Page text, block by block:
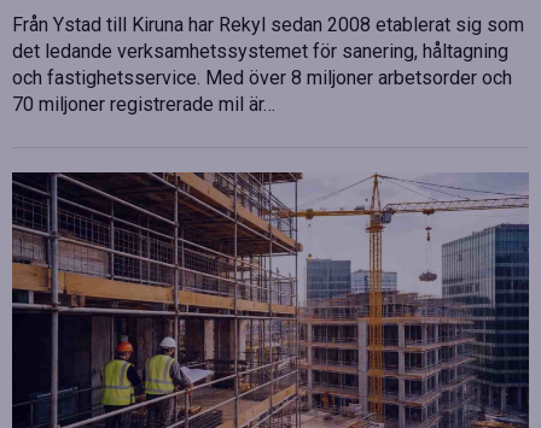
Från Ystad till Kiruna har Rekyl sedan 2008 etablerat sig som
det ledande verksamhetssystemet för sanering, håltagning
och fastighetsservice. Med över 8 miljoner arbetsorder och
70 miljoner registrerade mil är…